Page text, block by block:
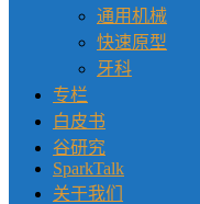
通用机械
快速原型
牙科
专栏
白皮书
谷研究
SparkTalk
关于我们